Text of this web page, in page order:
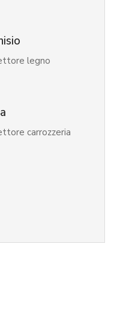
legno
carrozzeria